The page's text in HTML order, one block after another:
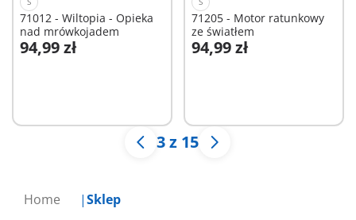
Home Sklep
71012 - Wiltopia - Opieka
nad mrówkojadem
94,99 zł
Dodaj do koszyka
71205 - Motor ratunkowy
ze światłem
94,99 zł
Dodaj do koszyka
3 z 15